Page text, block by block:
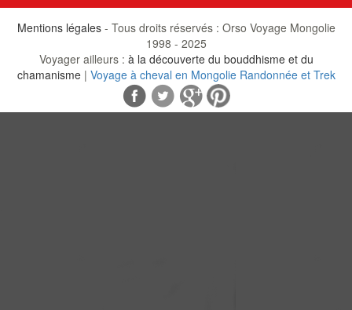
Mentions légales- Tous droits réservés : Orso Voyage Mongolie
1998 - 2025
Voyager ailleurs : à la découverte du bouddhisme et du
chamanisme | Voyage à cheval en Mongolie Randonnée et Trek